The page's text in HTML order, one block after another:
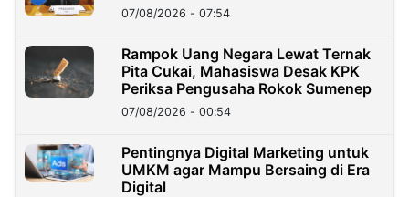
07/08/2026 - 07:54
Rampok Uang Negara Lewat Ternak
Pita Cukai, Mahasiswa Desak KPK
Periksa Pengusaha Rokok Sumenep
07/08/2026 - 00:54
Pentingnya Digital Marketing untuk
UMKM agar Mampu Bersaing di Era
Digital